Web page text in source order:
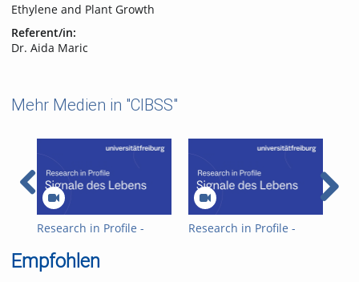
Ethylene and Plant Growth
Referent/in:
Dr. Aida Maric
Mehr Medien in "CIBSS"
Research in Profile -
Research in Profile -
Empfohlen